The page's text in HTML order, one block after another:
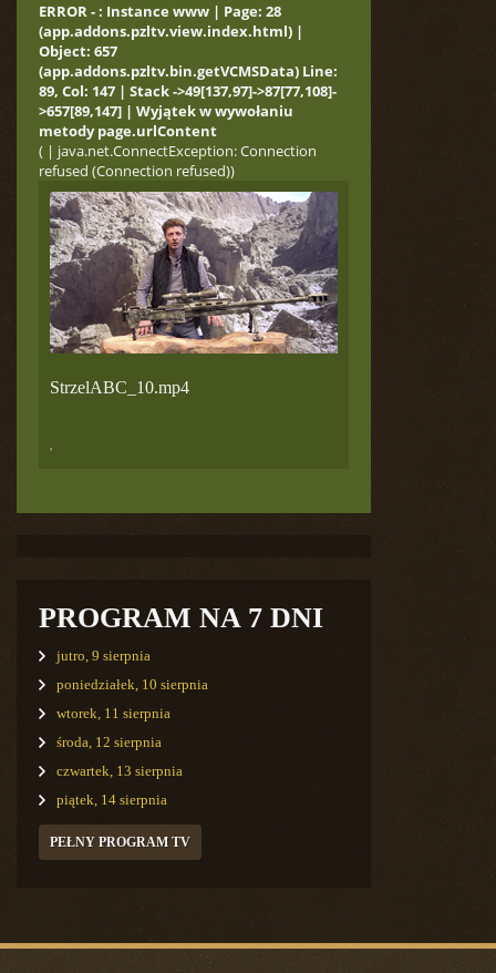
ERROR - : Instance www | Page: 28
(app.addons.pzltv.view.index.html) |
Object: 657
(app.addons.pzltv.bin.getVCMSData) Line:
89, Col: 147 | Stack ->49[137,97]->87[77,108]-
>657[89,147] | Wyjątek w wywołaniu
metody page.urlContent
( | java.net.ConnectException: Connection
refused (Connection refused))
StrzelABC_10.mp4
,
PROGRAM NA 7 DNI
jutro, 9 sierpnia
poniedziałek, 10 sierpnia
wtorek, 11 sierpnia
środa, 12 sierpnia
czwartek, 13 sierpnia
piątek, 14 sierpnia
PEŁNY PROGRAM TV